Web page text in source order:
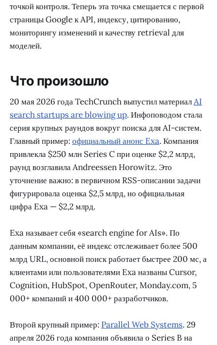
точкой контроля. Теперь эта точка смещается с первой
страницы Google к API, индексу, цитированию,
мониторингу изменений и качеству retrieval для
моделей.
Что произошло
20 мая 2026 года TechCrunch выпустил материалAI
search startups are blowing up. Инфоповодом стала
серия крупных раундов вокруг поиска для AI-систем.
Главный пример: официальный анонс Exa. Компания
привлекла $250 млн Series C при оценке $2,2 млрд,
раунд возглавила Andreessen Horowitz. Это
уточнение важно: в первичном RSS-описании задачи
фигурировала оценка $2,5 млрд, но официальная
цифра Exa — $2,2 млрд.
Exa называет себя «search engine for AIs». По
данным компании, её индекс отслеживает более 500
млрд URL, основной поиск работает быстрее 200 мс, а
клиентами или пользователями Exa названы Cursor,
Cognition, HubSpot, OpenRouter, Monday.com, 5
000+ компаний и 400 000+ разработчиков.
Второй крупный пример: Parallel Web Systems. 29
апреля 2026 года компания объявила о Series B на